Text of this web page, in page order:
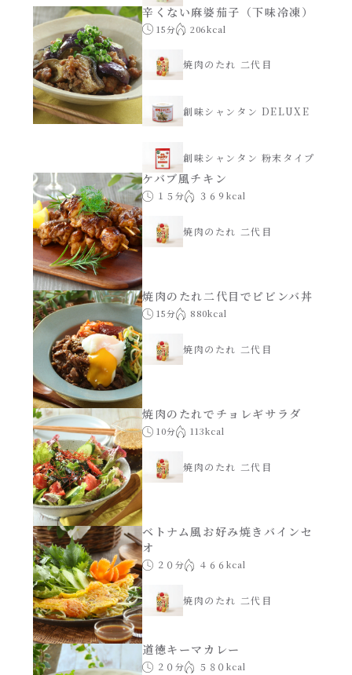
辛くない麻婆茄子（下味冷凍）
15分 206kcal
焼肉のたれ 二代目
創味シャンタン DELUXE
創味シャンタン 粉末タイプ
ケバブ風チキン
１５分 ３６９kcal
焼肉のたれ 二代目
焼肉のたれ二代目でピビンバ丼
15分 880kcal
焼肉のたれ 二代目
焼肉のたれでチョレギサラダ
10分 113kcal
焼肉のたれ 二代目
ベトナム風お好み焼きバインセ
オ
２０分 ４６６kcal
焼肉のたれ 二代目
道徳キーマカレー
２０分 ５８０kcal